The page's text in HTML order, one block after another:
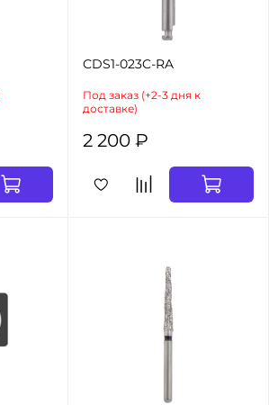
CDS1-023C-RA
Под заказ (+2-3 дня к
доставке)
2 200 ₽